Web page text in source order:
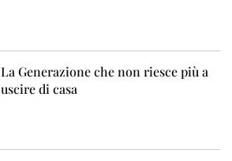
La Generazione che non riesce più a
uscire di casa